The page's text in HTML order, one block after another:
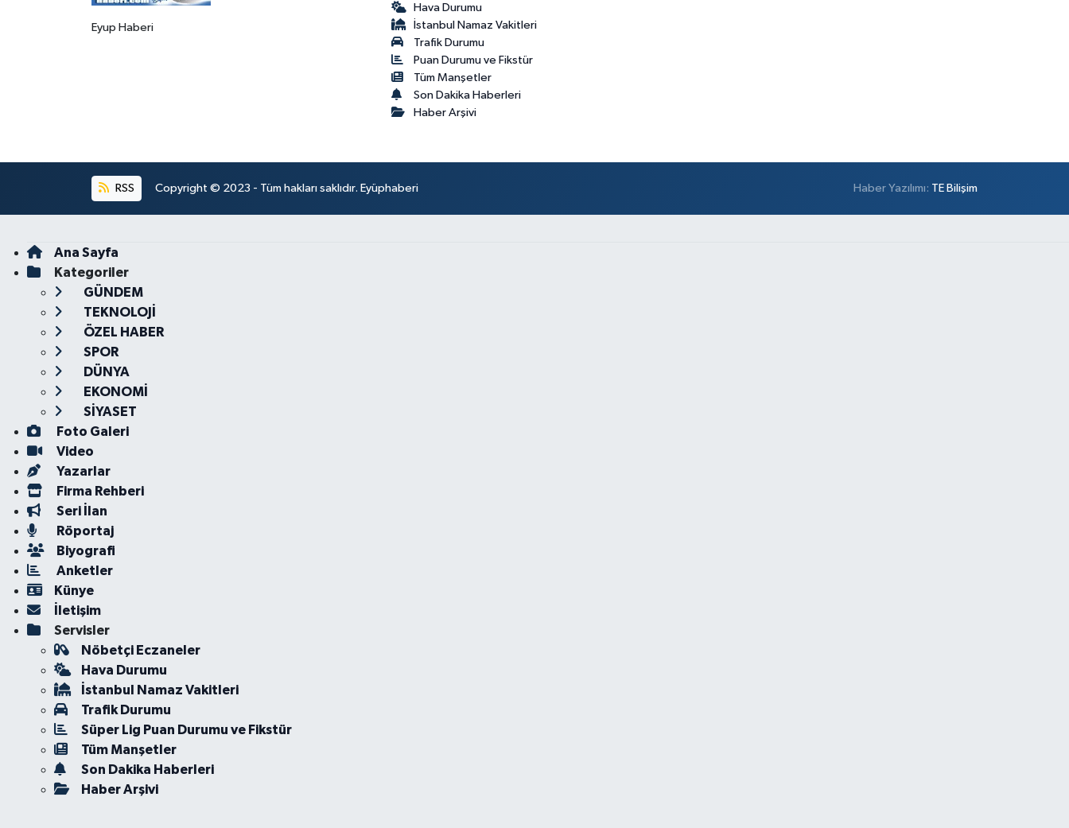
Eyup Haberi
Hava Durumu
İstanbul Namaz Vakitleri
Trafik Durumu
Puan Durumu ve Fikstür
Tüm Manşetler
Son Dakika Haberleri
Haber Arşivi
RSS Copyright © 2023 - Tüm hakları saklıdır. Eyüphaberi Haber Yazılımı: TE Bilişim
Ana Sayfa
Kategoriler
GÜNDEM
TEKNOLOJİ
ÖZEL HABER
SPOR
DÜNYA
EKONOMİ
SİYASET
Foto Galeri
Video
Yazarlar
Firma Rehberi
Seri İlan
Röportaj
Biyografi
Anketler
Künye
İletişim
Servisler
Nöbetçi Eczaneler
Hava Durumu
İstanbul Namaz Vakitleri
Trafik Durumu
Süper Lig Puan Durumu ve Fikstür
Tüm Manşetler
Son Dakika Haberleri
Haber Arşivi